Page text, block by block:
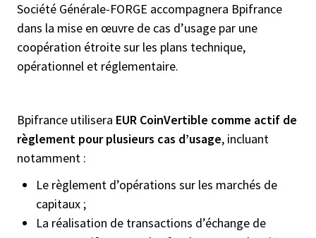
Société Générale-FORGE accompagnera Bpifrance
dans la mise en œuvre de cas d’usage par une
coopération étroite sur les plans technique,
opérationnel et réglementaire.
Bpifrance utilisera EUR CoinVertible comme actif de
règlement pour plusieurs cas d’usage, incluant
notamment :
Le règlement d’opérations sur les marchés de
capitaux ;
La réalisation de transactions d’échange de